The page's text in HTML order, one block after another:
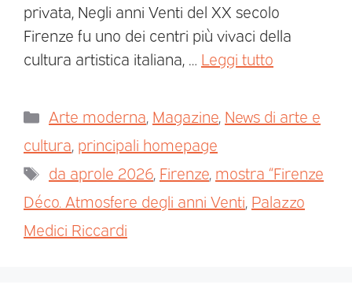
privata, Negli anni Venti del XX secolo
Firenze fu uno dei centri più vivaci della
cultura artistica italiana, … Leggi tutto
Arte moderna, Magazine, News di arte e
cultura, principali homepage
da aprole 2026, Firenze, mostra “Firenze
Déco. Atmosfere degli anni Venti, Palazzo
Medici Riccardi